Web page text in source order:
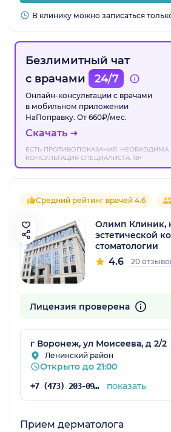
В клинику можно записаться
Безлимитный чат
с врачами
24/7
Онлайн-консультации с врачами
в мобильном приложении
НаПоправку. От 660₽/мес.
Скачать
ЕСТЬ ПРОТИВОПОКАЗАНИЯ. НЕОБХОДИМА
КОНСУЛЬТАЦИЯ СПЕЦИАЛИСТА. 18+
Средний рейтинг врачей 4.6
Олимп Клиник,
эстетической
стоматологии
4.6 20
Лицензия проверена
г Воронеж, ул Моисеева, д 2/2
Ленинский район
Открыто до 21:00
+7 (473) 203-09-54 показать
Прием дерматолога